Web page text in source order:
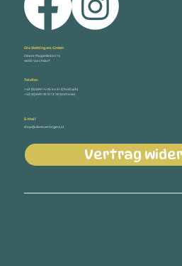
Die Stöttingers GmbH
Obere Pappelleiten 14
4655 Vorchdorf
Telefon
+43 (0) 699 14 05 54 51 (Christoph)
+43 (0) 699 18 10 13 18 (Stefanie)
E-Mail
shop@diestoettingers.at
Vertrag